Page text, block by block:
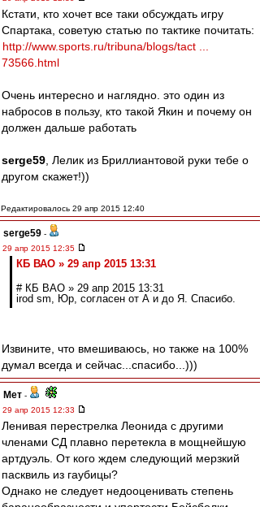
Кстати, кто хочет все таки обсуждать игру
Спартака, советую статью по тактике почитать:
http://www.sports.ru/tribuna/blogs/tact ...
73566.html
Очень интересно и наглядно. это один из
набросов в пользу, кто такой Якин и почему он
должен дальше работать
serge59 , Лелик из Бриллиантовой руки тебе о
другом скажет!))
Редактировалось 29 апр 2015 12:40
serge59 -
29 апр 2015 12:35
КБ ВАО » 29 апр 2015 13:31
# КБ ВАО » 29 апр 2015 13:31
irod sm, Юр, согласен от А и до Я. Спасибо.
Извините, что вмешиваюсь, но также на 100%
думал всегда и сейчас...спасибо...)))
Мет -
29 апр 2015 12:33
Ленивая перестрелка Леонида с другими
членами СД плавно перетекла в мощнейшую
артдуэль. От кого ждем следующий мерзкий
пасквиль из гаубицы?
Однако не следует недооценивать степень